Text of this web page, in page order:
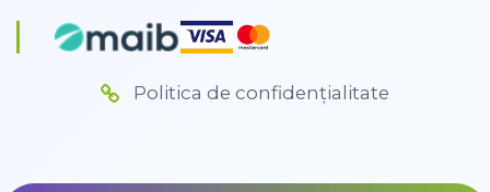
Politica de confidențialitate